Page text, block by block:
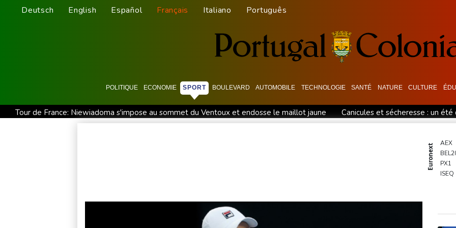
Deutsch English Español Français Italiano Português
POLITIQUE ECONOMIE SPORT BOULEVARD AUTOMOBILE TECHNOLOGIE SANTÉ NATURE CULTURE
Tour de France: Niewiadoma s'impose au sommet du Ventoux et endosse le maillot jaune
Canicules et sécheresse : un
Dans les ruines de Gaza, la laborieuse renaissance de
Pour combattre les moustiques, une
Wall Street en
Euronext AEX
PX1
ISEQ